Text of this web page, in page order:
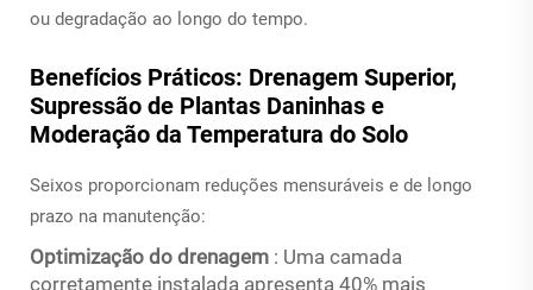
ou degradação ao longo do tempo.
Benefícios Práticos: Drenagem Superior,
Supressão de Plantas Daninhas e
Moderação da Temperatura do Solo
Seixos proporcionam reduções mensuráveis e de longo
prazo na manutenção:
Optimização do drenagem : Uma camada
corretamente instalada apresenta 40% mais